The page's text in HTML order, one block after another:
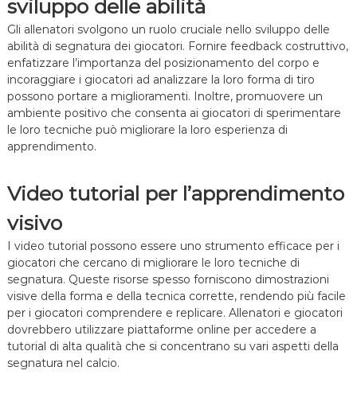
sviluppo delle abilità
Gli allenatori svolgono un ruolo cruciale nello sviluppo delle
abilità di segnatura dei giocatori. Fornire feedback costruttivo,
enfatizzare l’importanza del posizionamento del corpo e
incoraggiare i giocatori ad analizzare la loro forma di tiro
possono portare a miglioramenti. Inoltre, promuovere un
ambiente positivo che consenta ai giocatori di sperimentare
le loro tecniche può migliorare la loro esperienza di
apprendimento.
Video tutorial per l’apprendimento
visivo
I video tutorial possono essere uno strumento efficace per i
giocatori che cercano di migliorare le loro tecniche di
segnatura. Queste risorse spesso forniscono dimostrazioni
visive della forma e della tecnica corrette, rendendo più facile
per i giocatori comprendere e replicare. Allenatori e giocatori
dovrebbero utilizzare piattaforme online per accedere a
tutorial di alta qualità che si concentrano su vari aspetti della
segnatura nel calcio.